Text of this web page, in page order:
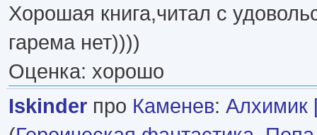
Хорошая книга,читал с
гарема нет))))
Оценка: хорошо
Iskinder про Каменев: Алхимик